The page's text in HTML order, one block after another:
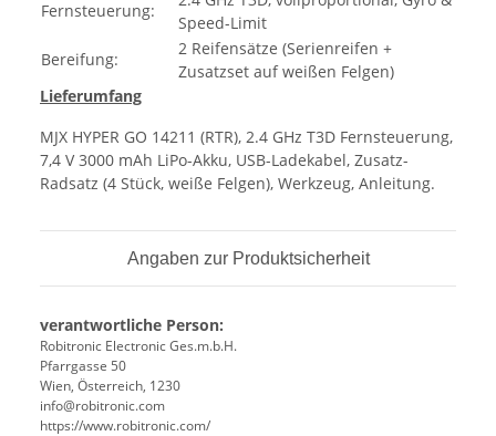
Fernsteuerung:
Speed-Limit
Bereifung:
2 Reifensätze (Serienreifen +
Zusatzset auf weißen Felgen)
Lieferumfang
MJX HYPER GO 14211 (RTR), 2.4 GHz T3D Fernsteuerung,
7,4 V 3000 mAh LiPo-Akku, USB-Ladekabel, Zusatz-
Radsatz (4 Stück, weiße Felgen), Werkzeug, Anleitung.
Angaben zur Produktsicherheit
verantwortliche Person:
Robitronic Electronic Ges.m.b.H.
Pfarrgasse 50
Wien, Österreich, 1230
info@robitronic.com
https://www.robitronic.com/